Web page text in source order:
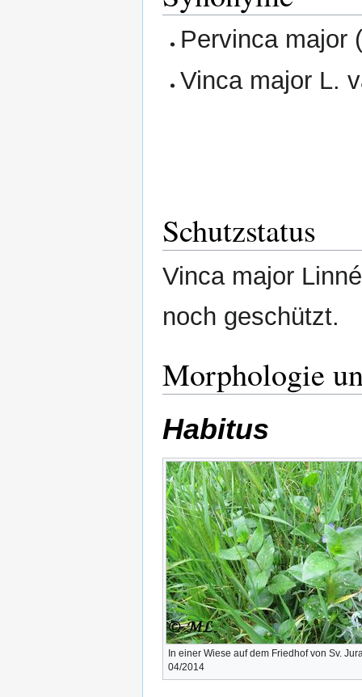
Pervinca major
Vinca major L.
Schutzstatus
Vinca major
noch geschützt.
Morphologie
Habitus
In einer Wiese auf dem Friedhof von Sv.
04/2014